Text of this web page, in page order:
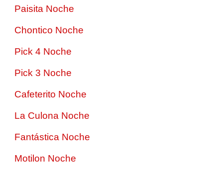
Paisita Noche
Chontico Noche
Pick 4 Noche
Pick 3 Noche
Cafeterito Noche
La Culona Noche
Fantástica Noche
Motilon Noche